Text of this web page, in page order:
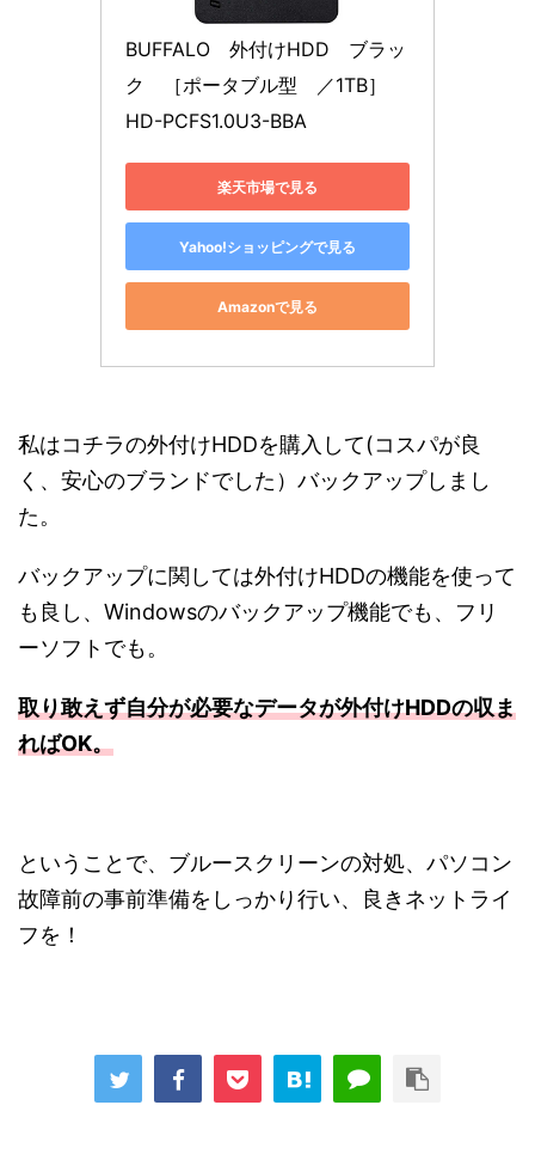
BUFFALO　外付けHDD　ブラッ
ク　［ポータブル型　／1TB］
HD-PCFS1.0U3-BBA
楽天市場で見る
Yahoo!ショッピングで見る
Amazonで見る
私はコチラの外付けHDDを購入して(コスパが良
く、安心のブランドでした）バックアップしまし
た。
バックアップに関しては外付けHDDの機能を使って
も良し、Windowsのバックアップ機能でも、フリ
ーソフトでも。
取り敢えず自分が必要なデータが外付けHDDの収ま
ればOK。
ということで、ブルースクリーンの対処、パソコン
故障前の事前準備をしっかり行い、良きネットライ
フを！